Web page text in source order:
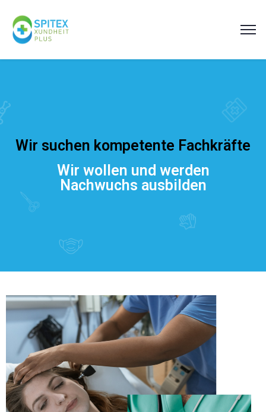
Wir suchen kompetente Fachkräfte
Wir wollen und werden
Nachwuchs ausbilden